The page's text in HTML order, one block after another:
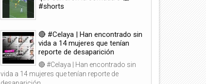
#shorts
🔴 #Celaya | Han encontrado sin
vida a 14 mujeres que tenían
reporte de desaparición
🔴 #Celaya | Han encontrado sin
vida a 14 mujeres que tenían reporte de